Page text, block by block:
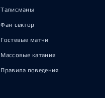
Талисманы
Фан-сектор
Гостевые матчи
Массовые катания
Правила поведения